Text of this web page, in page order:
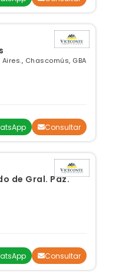
Chascomús, GBA
Consultar
de Gral. Paz.
Consultar